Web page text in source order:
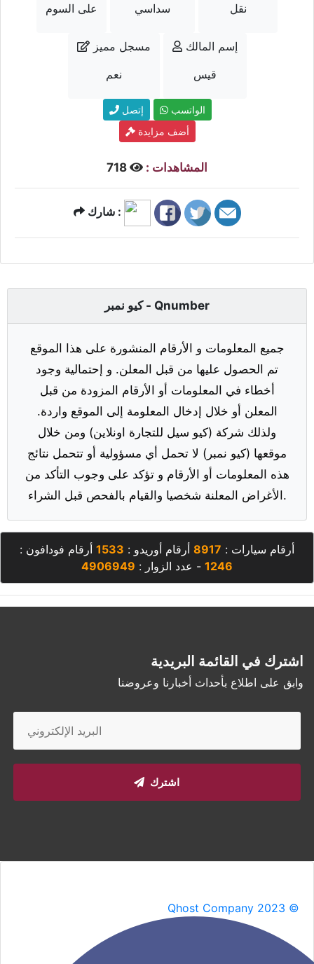
على السوم
سداسي
نقل
مسجل مميز
نعم
إسم المالك
قيس
إتصل
الواتسب
أضف مزايدة
المشاهدات :
شارك :
كيو نمبر - Qnumber
جميع المعلومات و الأرقام المنشورة على هذا الموقع
تم الحصول عليها من قبل المعلن. و إحتمالية وجود
أخطاء في المعلومات أو الأرقام المزودة من قبل
المعلن أو خلال إدخال المعلومة إلى الموقع واردة.
ولذلك شركة (كيو سيل للتجارة اونلاين) ومن خلال
موقعها (كيو نمبر) لا تحمل أي مسؤولية أو تتحمل نتائج
هذه المعلومات أو الأرقام و تؤكد على وجوب التأكد من
الأغراض المعلنة شخصيا والقيام بالفحص قبل الشراء.
أرقام سيارات : 8917 أرقام أوريدو : 1533 أرقام فودافون :
1246 - عدد الزوار : 4906949
اشترك في القائمة البريدية
وابق على اطلاع بأحداث أخبارنا وعروضنا
اشترك
Qhost Company 2023 ©